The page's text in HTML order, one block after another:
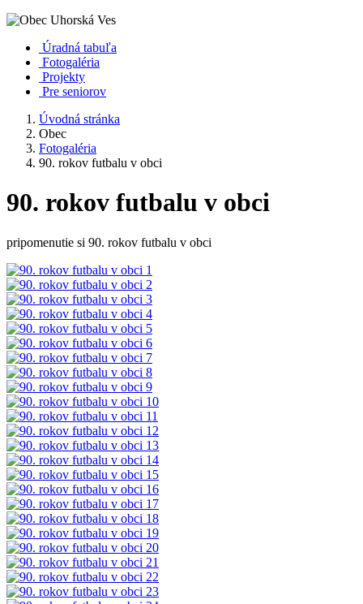
Úradná tabuľa
Fotogaléria
Projekty
Pre seniorov
Úvodná stránka
Obec
Fotogaléria
90. rokov futbalu v obci
90. rokov futbalu v obci
pripomenutie si 90. rokov futbalu v obci